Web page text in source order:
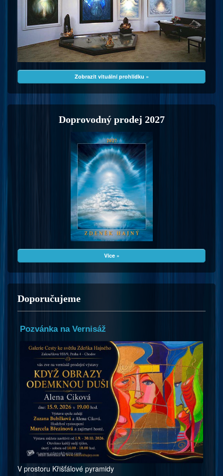
Zobrazit vituální prohlídku »
Doprovodný prodej 2027
Více »
Doporučujeme
Pozvánka na Vernisáž
V prostoru Křišťálové pyramidy